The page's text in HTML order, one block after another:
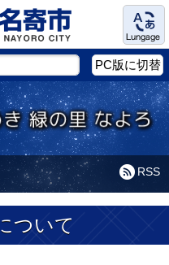
Language
PC版に切替
RSS
ついて